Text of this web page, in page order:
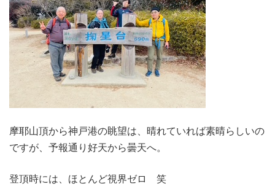
摩耶山頂から神戸港の眺望は、晴れていれば素晴らしいの
ですが、予報通り好天から曇天へ。
登頂時には、ほとんど視界ゼロ 笑